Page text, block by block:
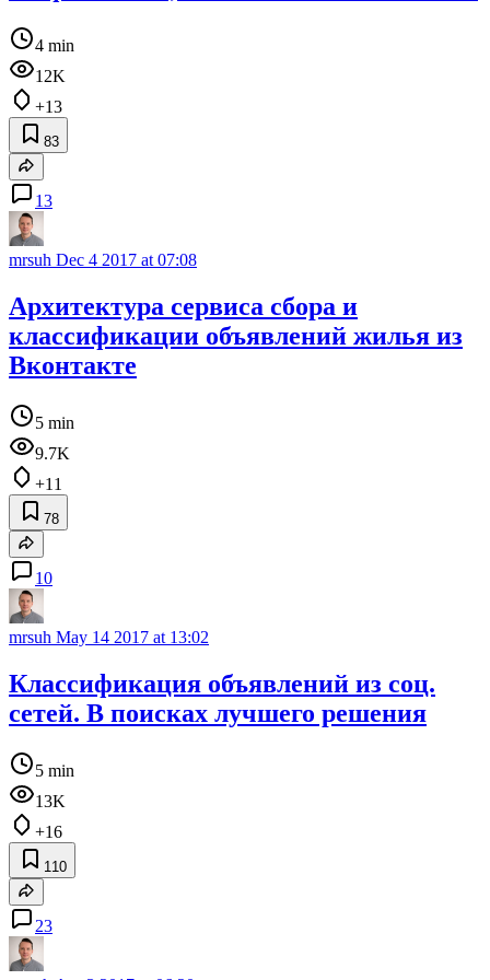
4 min
12K
+13
83
13
mrsuh Dec 4 2017 at 07:08
Архитектура сервиса сбора и
классификации объявлений жилья из
Вконтакте
5 min
9.7K
+11
78
10
mrsuh May 14 2017 at 13:02
Классификация объявлений из соц.
сетей. В поисках лучшего решения
5 min
13K
+16
110
23